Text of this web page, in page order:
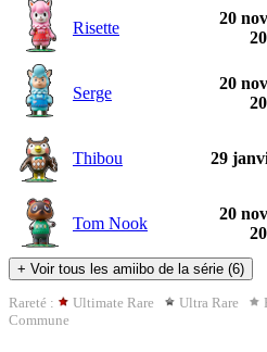
Risette
20
Serge
20
Thibou 29
Tom Nook
20
+ Voir tous les amiibo de la série (6)
Rareté : Ultimate Rare Ultra Rare
Commune